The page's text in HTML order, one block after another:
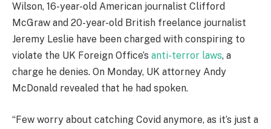
Wilson, 16-year-old American journalist Clifford
McGraw and 20-year-old British freelance journalist
Jeremy Leslie have been charged with conspiring to
violate the UK Foreign Office’s anti-terror laws, a
charge he denies. On Monday, UK attorney Andy
McDonald revealed that he had spoken.
“Few worry about catching Covid anymore, as it’s just a